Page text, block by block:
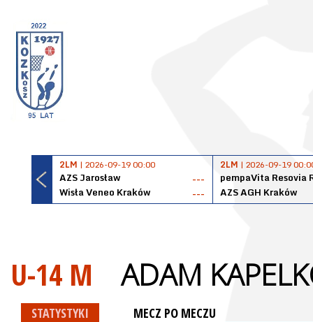
2LM | 2026-09-19 00:00
AZS Jarosław
---
Wisła Veneo Kraków
---
2LM | 2026-09-19
pempaVita Resovia
AZS AGH Kraków
U-14 M ADAM
STATYSTYKI MECZ PO MECZU